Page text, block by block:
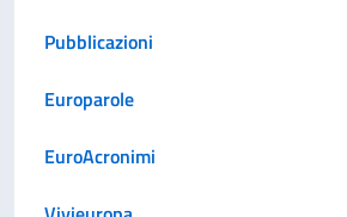
Pubblicazioni
Europarole
EuroAcronimi